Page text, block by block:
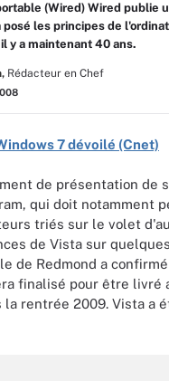
(Wired) Wired publie
posé les principes de
y a maintenant 40 ans.
Rédacteur en Chef
7 dévoilé (Cnet)
de présentation de
qui doit notamment
triés sur le volet
de Vista sur
de Redmond a
finalisé pour être livré
la rentrée 2009. Vista a